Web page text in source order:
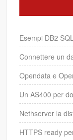
Esempi DB2
Connettere un
Opendata e
Un AS400 per
Nethserver la
HTTPS ready